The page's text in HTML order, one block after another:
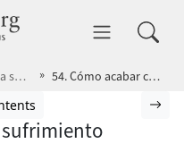
dhammatalks.org
Regalos que dejó a su paso 54. Cómo acabar con el sufrimiento
of contents
sufrimiento